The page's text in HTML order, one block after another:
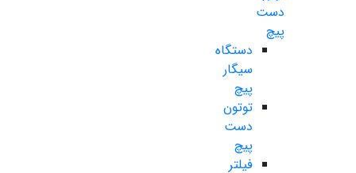
دست
پیچ
دستگاه
سیگار
پیچ
توتون
دست
پیچ
فیلتر